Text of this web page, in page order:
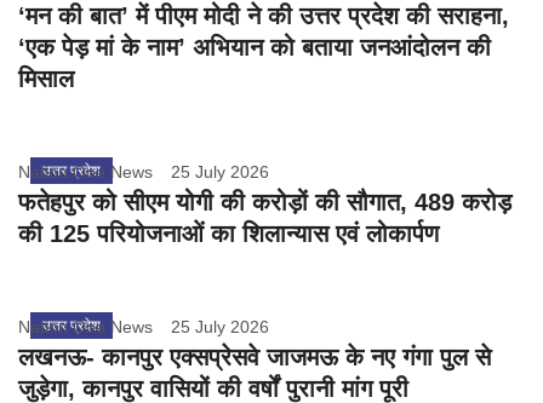
‘मन की बात’ में पीएम मोदी ने की उत्तर प्रदेश की सराहना,
‘एक पेड़ मां के नाम’ अभियान को बताया जनआंदोलन की
मिसाल
उत्तर प्रदेश
Nation One News 25 July 2026
फतेहपुर को सीएम योगी की करोड़ों की सौगात, 489 करोड़
की 125 परियोजनाओं का शिलान्यास एवं लोकार्पण
उत्तर प्रदेश
Nation One News 25 July 2026
लखनऊ- कानपुर एक्सप्रेसवे जाजमऊ के नए गंगा पुल से
जुड़ेगा, कानपुर वासियों की वर्षों पुरानी मांग पूरी